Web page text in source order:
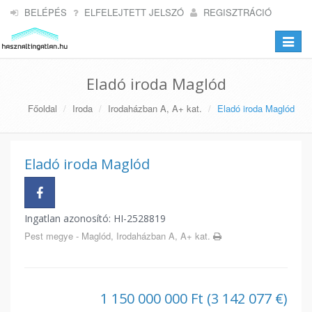
BELÉPÉS ELFELEJTETT JELSZÓ REGISZTRÁCIÓ
Toggle
Eladó iroda Maglód
Főoldal Iroda Irodaházban A, A+ kat. Eladó iroda Maglód
Eladó iroda Maglód
Ingatlan azonosító: HI-2528819
Pest megye - Maglód, Irodaházban A, A+ kat.
1 150 000 000 Ft (3 142 077 €)